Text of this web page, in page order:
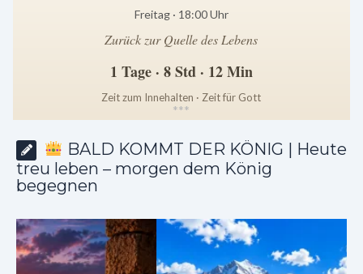
Freitag · 18:00 Uhr
Zurück zur Quelle des Lebens
1 Tage · 8 Std · 12 Min
Zeit zum Innehalten · Zeit für Gott
***
BALD KOMMT DER KÖNIG | Heute
treu leben – morgen dem König
begegnen